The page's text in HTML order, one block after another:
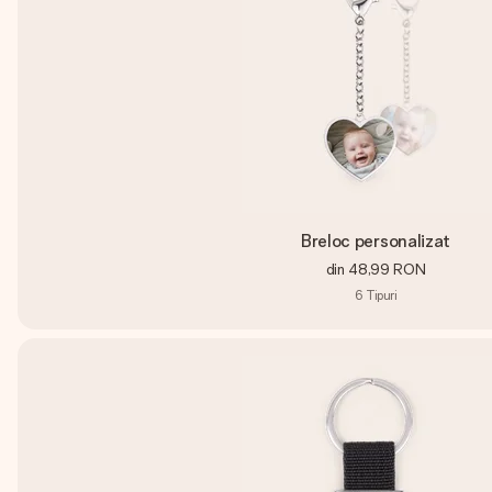
Breloc personalizat
din 48,99 RON
6 Tipuri